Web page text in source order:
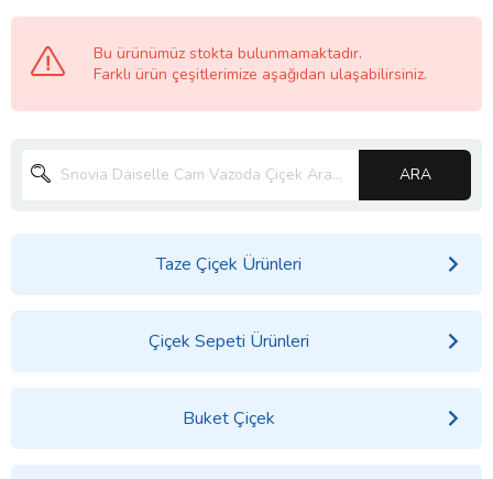
Bu ürünümüz stokta bulunmamaktadır.
Farklı ürün çeşitlerimize aşağıdan ulaşabilirsiniz.
ARA
Taze Çiçek Ürünleri
Çiçek Sepeti Ürünleri
Buket Çiçek